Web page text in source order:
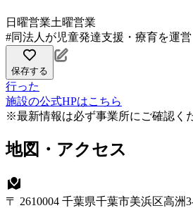
日曜営業土曜営業
#同法人が児童発達支援・療育を運営
保存する
行った
施設の公式HPはこちら
※最新情報は必ず事業所にご確認く
地図・アクセス
〒 2610004 千葉県千葉市美浜区高洲